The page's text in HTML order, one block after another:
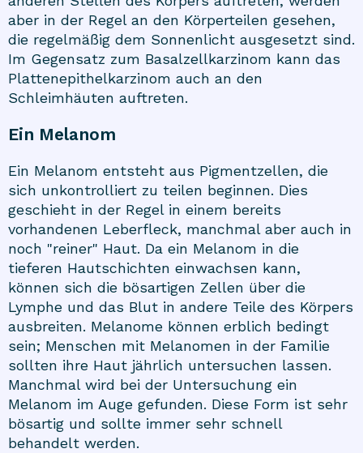
aber in der Regel an den Körperteilen gesehen,
die regelmäßig dem Sonnenlicht ausgesetzt sind.
Im Gegensatz zum Basalzellkarzinom kann das
Plattenepithelkarzinom auch an den
Schleimhäuten auftreten.
Ein Melanom
Ein Melanom entsteht aus Pigmentzellen, die
sich unkontrolliert zu teilen beginnen. Dies
geschieht in der Regel in einem bereits
vorhandenen Leberfleck, manchmal aber auch in
noch "reiner" Haut. Da ein Melanom in die
tieferen Hautschichten einwachsen kann,
können sich die bösartigen Zellen über die
Lymphe und das Blut in andere Teile des Körpers
ausbreiten. Melanome können erblich bedingt
sein; Menschen mit Melanomen in der Familie
sollten ihre Haut jährlich untersuchen lassen.
Manchmal wird bei der Untersuchung ein
Melanom im Auge gefunden. Diese Form ist sehr
bösartig und sollte immer sehr schnell
behandelt werden.